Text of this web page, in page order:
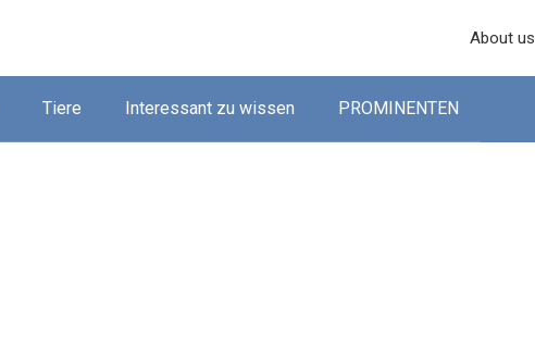
About us
Tiere Interessant zu wissen PROMINENTEN